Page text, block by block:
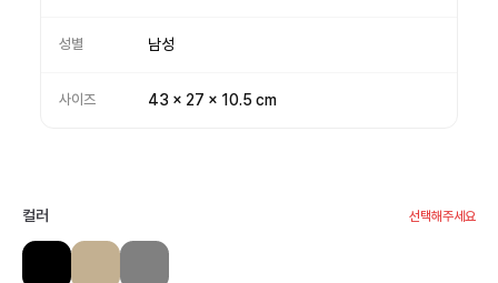
성별 남성
사이즈 43 x 27 x 10.5 cm
컬러 선택해주세요